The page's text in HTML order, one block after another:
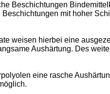
Beschichtungen
mit hoher
weisen hierbei eine
Aushärtung. Des
eine rasche